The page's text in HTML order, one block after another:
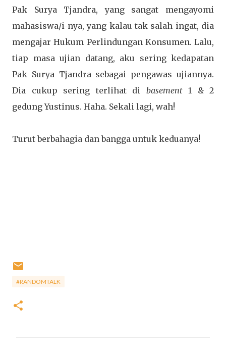
Pak Surya Tjandra, yang sangat mengayomi
mahasiswa/i-nya, yang kalau tak salah ingat, dia
mengajar Hukum Perlindungan Konsumen. Lalu,
tiap masa ujian datang, aku sering kedapatan
Pak Surya Tjandra sebagai pengawas ujiannya.
Dia cukup sering terlihat di basement1 & 2
gedung Yustinus. Haha. Sekali lagi, wah!
Turut berbahagia dan bangga untuk keduanya!
#RANDOMTALK